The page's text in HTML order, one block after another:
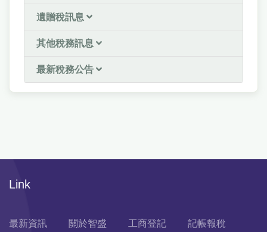
遺贈稅訊息
其他稅務訊息
最新稅務公告
Link
最新資訊 關於智盛 工商登記 記帳報稅